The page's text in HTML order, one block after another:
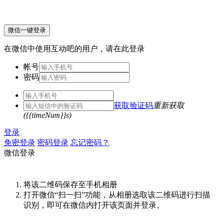
微信一键登录
在微信中使用互动吧的用户，请在此登录
帐号
密码
获取验证码重新获取
({{timeNum}}s)
登录
免密登录 密码登录 忘记密码？
微信登录
将该二维码保存至手机相册
打开微信“扫一扫”功能，从相册选取该二维码进行扫描
识别，即可在微信内打开该页面并登录。